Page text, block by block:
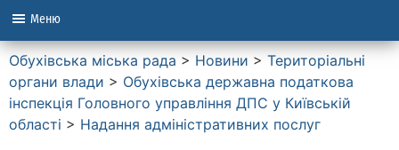
Меню
Обухівська міська рада > Новини > Територіальні
органи влади > Обухівська державна податкова
інспекція Головного управління ДПС у Київській
області > Надання адміністративних послуг